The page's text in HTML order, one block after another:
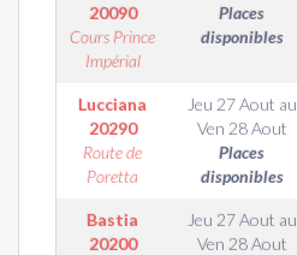
20090
Cours Prince
Impérial
Places
disponibles
Lucciana
20290
Route de
Poretta
Jeu 27 Aout au
Ven 28 Aout
Places
disponibles
Bastia
20200
Jeu 27 Aout au
Ven 28 Aout